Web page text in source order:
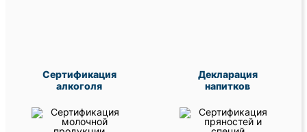
Сертификация
алкоголя
Декларация
напитков